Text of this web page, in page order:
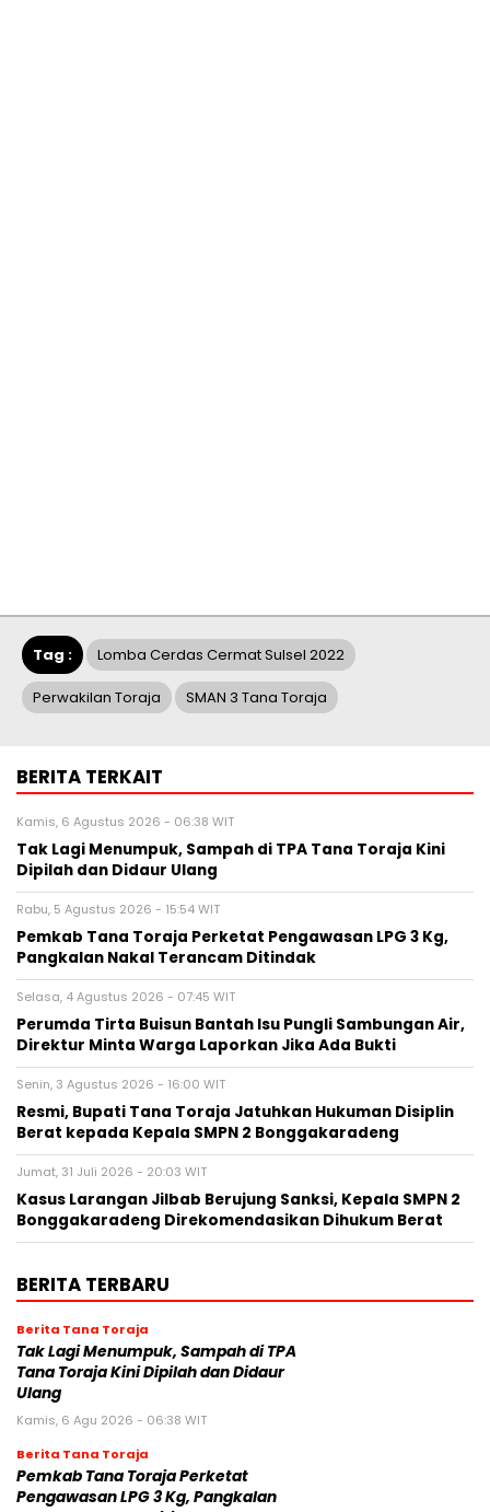
Tag : Lomba Cerdas Cermat Sulsel 2022
Perwakilan Toraja SMAN 3 Tana Toraja
BERITA TERKAIT
Kamis, 6 Agustus 2026 - 06:38 WIT
Tak Lagi Menumpuk, Sampah di TPA Tana Toraja Kini
Dipilah dan Didaur Ulang
Rabu, 5 Agustus 2026 - 15:54 WIT
Pemkab Tana Toraja Perketat Pengawasan LPG 3 Kg,
Pangkalan Nakal Terancam Ditindak
Selasa, 4 Agustus 2026 - 07:45 WIT
Perumda Tirta Buisun Bantah Isu Pungli Sambungan Air,
Direktur Minta Warga Laporkan Jika Ada Bukti
Senin, 3 Agustus 2026 - 16:00 WIT
Resmi, Bupati Tana Toraja Jatuhkan Hukuman Disiplin
Berat kepada Kepala SMPN 2 Bonggakaradeng
Jumat, 31 Juli 2026 - 20:03 WIT
Kasus Larangan Jilbab Berujung Sanksi, Kepala SMPN 2
Bonggakaradeng Direkomendasikan Dihukum Berat
BERITA TERBARU
Berita Tana Toraja
Tak Lagi Menumpuk, Sampah di TPA
Tana Toraja Kini Dipilah dan Didaur
Ulang
Kamis, 6 Agu 2026 - 06:38 WIT
Berita Tana Toraja
Pemkab Tana Toraja Perketat
Pengawasan LPG 3 Kg, Pangkalan